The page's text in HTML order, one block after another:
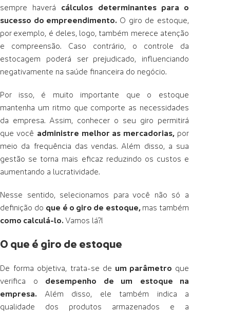
sempre haverá cálculos determinantes para o
sucesso do empreendimento. O giro de estoque,
por exemplo, é deles, logo, também merece atenção
e compreensão. Caso contrário, o controle da
estocagem poderá ser prejudicado, influenciando
negativamente na saúde financeira do negócio.
Por isso, é muito importante que o estoque
mantenha um ritmo que comporte as necessidades
da empresa. Assim, conhecer o seu giro permitirá
que você administre melhor as mercadorias, por
meio da frequência das vendas. Além disso, a sua
gestão se torna mais eficaz reduzindo os custos e
aumentando a lucratividade.
Nesse sentido, selecionamos para você não só a
definição do que é o giro de estoque, mas também
como calculá-lo. Vamos lá?!
O que é giro de estoque
De forma objetiva, trata-se de um parâmetro que
verifica o desempenho de um
estoque na
empresa. Além disso, ele também indica a
qualidade dos produtos armazenados e a